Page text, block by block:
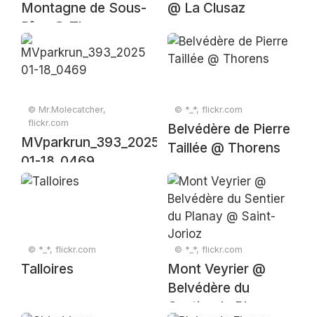
Montagne de Sous-
Dîne @ Thorens
@ La Clusaz
© Mr.Molecatcher,
flickr.com
MVparkrun_393_2025-
01-18_0469
© *_*, flickr.com
Belvédère de Pierre
Taillée @ Thorens
© *_*, flickr.com
Talloires
© *_*, flickr.com
Mont Veyrier @
Belvédère du
Sentier du Planay